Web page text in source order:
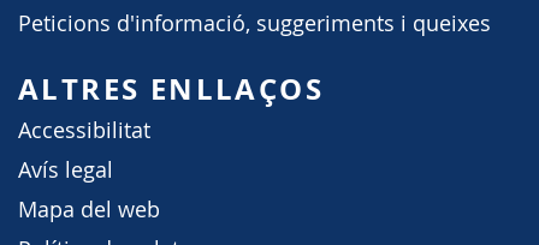
Peticions d'informació, suggeriments i queixes
ALTRES ENLLAÇOS
Accessibilitat
Avís legal
Mapa del web